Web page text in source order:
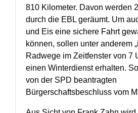
810 Kilometer. Davon werden
durch die EBL geräumt. Um
und Eis eine sichere Fahrt
können, sollen unter anderem
Radwege im Zeitfenster von 7
einen Winterdienst erhalten.
von der SPD beantragten
Bürgerschaftsbeschluss vom